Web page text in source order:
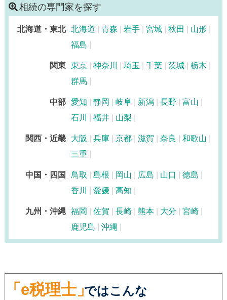
相続手続き 銀行手続き
義変更）
相続の専門家を探す
北海道・東北 北海道 青森 岩手 宮城 秋田
山形
福島
関東 東京 神奈川 埼玉 千葉 茨城
栃木
群馬
中部 愛知 静岡 岐阜 新潟 長野
富山
石川
福井 山梨
関西・近畿 大阪 兵庫 京都 滋賀 奈良
和歌山
三重
中国・四国 鳥取 島根 岡山 広島 山口
徳島
香川
愛媛 高知
九州・沖縄 福岡 佐賀 長崎 熊本 大分
宮崎
鹿児島
沖縄
「e税理士」ではこんな